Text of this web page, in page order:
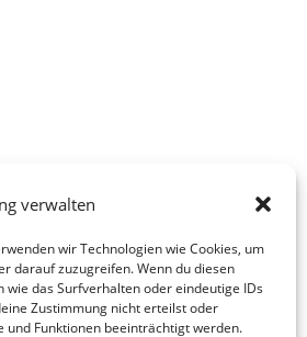
verwalten
wir Technologien wie Cookies, um
darauf zuzugreifen. Wenn du diesen
das Surfverhalten oder eindeutige IDs
Zustimmung nicht erteilst oder
Funktionen beeinträchtigt werden.
im
dem Markt in